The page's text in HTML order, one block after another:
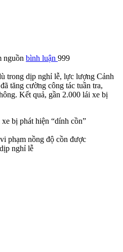
nguồn bình luận 999
trong dịp nghỉ lễ, lực lượng Cảnh
tăng cường công tác tuần tra,
Kết quả, gần 2.000 lái xe bị
phạm nồng độ cồn được
nghỉ lễ